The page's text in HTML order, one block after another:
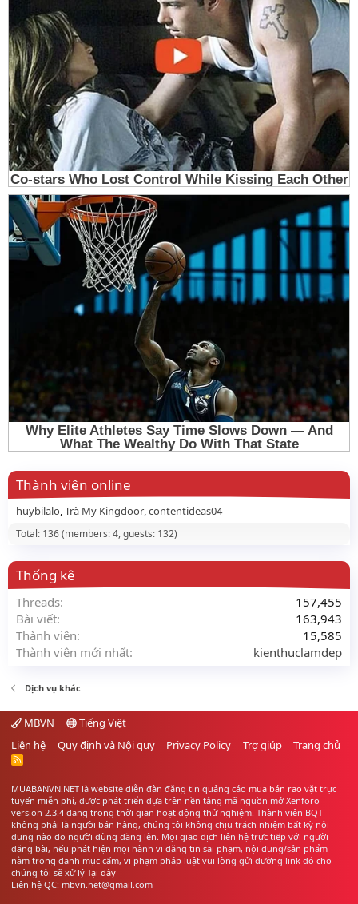
Thành viên online
huybilalo Trà My Kingdoor contentideas04
Total: 136 (members: 4, guests: 132)
Thống kê
Threads
157,455
Bài viết
163,943
Thành viên
15,585
Thành viên mới nhất
kienthuclamdep
Dịch vụ khác
MBVN
Tiếng Việt
Liên hệ
Quy định và Nội quy Privacy Policy Trợ giúp Trang chủ
R
MUABANVN.NET là website diễn đàn đăng tin quảng cáo mua bán rao vặt trực
tuyến miễn phí, được phát triển dựa trên nền tảng mã nguồn mở Xenforo
version 2.3.4 đang trong thời gian hoạt động thử nghiệm. Thành viên BQT
không phải là người bán hàng, chúng tôi không chịu trách nhiệm bất kỳ nội
dung nào do người dùng đăng lên. Mọi giao dịch liên hệ trực tiếp với người
đăng bài, nếu phát hiện mọi hành vi đăng tin sai phạm, nội dung/sản phẩm
nằm trong danh mục cấm, vi phạm pháp luật vui lòng gửi đường link đó cho
chúng tôi sẽ xử lý Tại đây
Liên hệ QC: mbvn.net@gmail.com